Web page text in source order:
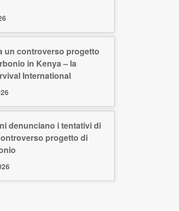
un controverso progetto
in Kenya – la
International
denunciano i tentativi di
progetto di